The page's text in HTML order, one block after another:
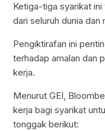
Ketiga-tiga syarikat
dari seluruh dunia
Pengiktirafan ini
terhadap amalan dan
kerja.
Menurut GEI,
kerja bagi syarikat
tonggak berikut: